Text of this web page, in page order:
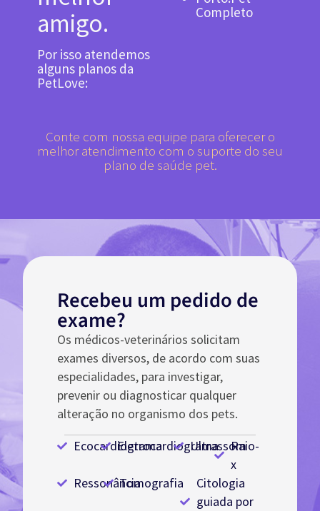
amigo.
Por isso atendemos
alguns planos da
PetLove:
Completo
Conte com nossa equipe para oferecer o
melhor atendimento com o suporte do seu
plano de saúde pet.
Recebeu um pedido de
exame?
Os médicos-veterinários solicitam
exames diversos, de acordo com suas
especialidades, para investigar,
prevenir ou diagnosticar qualquer
alteração no organismo dos pets.
EcocardiogramaEletrocardiogramaUltrassom
Raio-
x
RessonânciaTomografia
Citologia
guiada por